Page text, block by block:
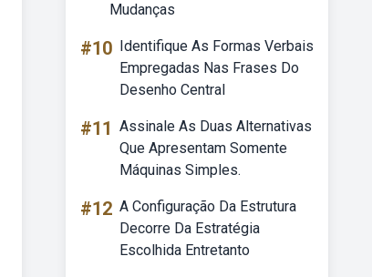
Mudanças
#10 Identifique As Formas Verbais
Empregadas Nas Frases Do
Desenho Central
#11 Assinale As Duas Alternativas
Que Apresentam Somente
Máquinas Simples.
#12 A Configuração Da Estrutura
Decorre Da Estratégia
Escolhida Entretanto